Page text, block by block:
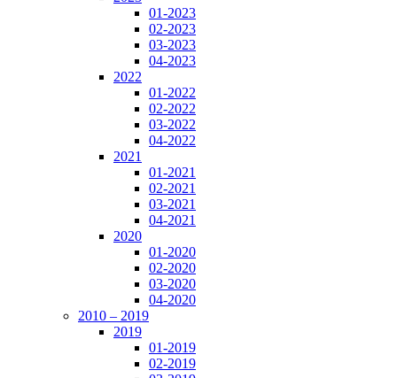
01-2023
02-2023
03-2023
04-2023
2022
01-2022
02-2022
03-2022
04-2022
2021
01-2021
02-2021
03-2021
04-2021
2020
01-2020
02-2020
03-2020
04-2020
2010 – 2019
2019
01-2019
02-2019